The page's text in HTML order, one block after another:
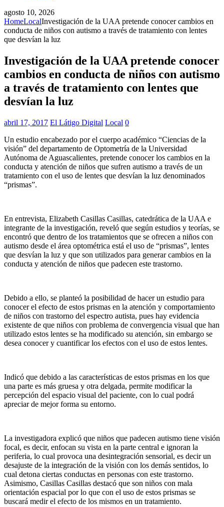
agosto 10, 2026
HomeLocalInvestigación de la UAA pretende conocer cambios en
conducta de niños con autismo a través de tratamiento con lentes
que desvían la luz
Investigación de la UAA pretende conocer
cambios en conducta de niños con autismo
a través de tratamiento con lentes que
desvían la luz
abril 17, 2017 El Látigo Digital Local 0
Un estudio encabezado por el cuerpo académico “Ciencias de la
visión” del departamento de Optometría de la Universidad
Autónoma de Aguascalientes, pretende conocer los cambios en la
conducta y atención de niños que sufren autismo a través de un
tratamiento con el uso de lentes que desvían la luz denominados
“prismas”.
En entrevista, Elizabeth Casillas Casillas, catedrática de la UAA e
integrante de la investigación, reveló que según estudios y teorías, se
encontró que dentro de los tratamientos que se ofrecen a niños con
autismo desde el área optométrica está el uso de “prismas”, lentes
que desvían la luz y que son utilizados para generar cambios en la
conducta y atención de niños que padecen este trastorno.
Debido a ello, se planteó la posibilidad de hacer un estudio para
conocer el efecto de estos prismas en la atención y comportamiento
de niños con trastorno del espectro autista, pues hay evidencia
existente de que niños con problema de convergencia visual que han
utilizado estos lentes se ha modificado su atención, sin embargo se
desea conocer y cuantificar los efectos con el uso de estos lentes.
Indicó que debido a las características de estos prismas en los que
una parte es más gruesa y otra delgada, permite modificar la
percepción del espacio visual del paciente, con lo cual podrá
apreciar de mejor forma su entorno.
La investigadora explicó que niños que padecen autismo tiene visión
focal, es decir, enfocan su vista en la parte central e ignoran la
periferia, lo cual provoca una desintegración sensorial, es decir un
desajuste de la integración de la visión con los demás sentidos, lo
cual detona ciertas conductas en personas con este trastorno.
Asimismo, Casillas Casillas destacó que son niños con mala
orientación espacial por lo que con el uso de estos prismas se
buscará medir el efecto de los mismos en un tratamiento.